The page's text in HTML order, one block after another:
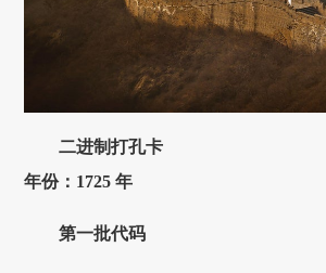
二进制打孔卡
年份：1725 年
第一批代码